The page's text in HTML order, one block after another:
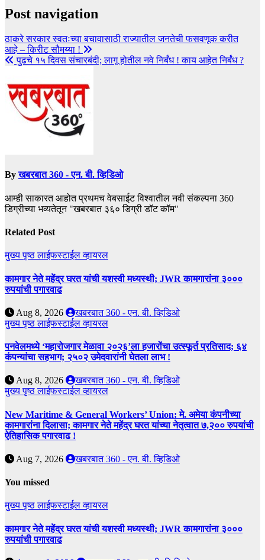
Post navigation
ठाकरे सरकार स्वतःच्या बचावासाठी राज्यातील जनतेची फसवणूक करीत
आहे – किरीट सौमय्या !
पुढचे १५ दिवस संचारबंदी; लागू होतील नवे निर्बंध ! काय आहेत निर्बंध ?
Byखबरबात 360 - एन. बी. व्हिडिओ
आम्ही साकारत आहोत प्रथमच वेबसाईट विश्वातील नवी संकल्पना 360
डिग्रीच्या भव्यतेतून "खबरबात ३६० डिग्री डॉट कॉम"
Related Post
मुख्य पृष्ठलाईफस्टाईलव्हायरल
कामगार नेते महेंद्र घरत यांची यशस्वी मध्यस्थी; JWR कामगारांना ३०००
रुपयांची पगारवाढ
Aug 8, 2026
खबरबात 360 - एन. बी. व्हिडिओ
मुख्य पृष्ठलाईफस्टाईलव्हायरल
पनवेलमध्ये ‘महारोजगार मेळावा २०२६’ला हजारोंचा उत्स्फूर्त प्रतिसाद; ६४
कंपन्यांचा सहभाग; २५०२ उमेदवारांनी घेतला लाभ !
Aug 8, 2026
खबरबात 360 - एन. बी. व्हिडिओ
मुख्य पृष्ठलाईफस्टाईलव्हायरल
New Maritime & General Workers’ Union: मे. अमेया कंपनीच्या
कामगारांना दिलासा; कामगार नेते महेंद्र घरत यांच्या नेतृत्वात ७,२०० रुपयांची
ऐतिहासिक पगारवाढ !
Aug 7, 2026 खबरबात 360 - एन. बी. व्हिडिओ
You missed
मुख्य पृष्ठलाईफस्टाईलव्हायरल
कामगार नेते महेंद्र घरत यांची यशस्वी मध्यस्थी; JWR कामगारांना ३०००
रुपयांची पगारवाढ